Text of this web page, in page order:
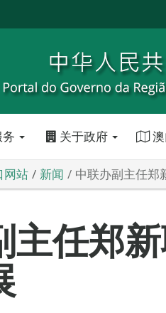
关于政府 澳
网站 新闻 中联办副主任郑
主任郑